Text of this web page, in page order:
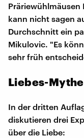
Präriewühlmäusen
kann nicht sagen
Durchschnitt ein
Mikulovic. "Es
sehr früh
Liebes-
In der dritten
diskutieren drei
über die Liebe: